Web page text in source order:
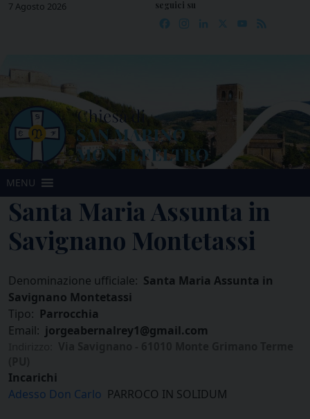
Skip7 Agosto 2026 seguici su
Facebook
Instagram
LinkedIn YouTube
MENU
Santa Maria Assunta in
Savignano Montetassi
Denominazione ufficiale: Santa Maria Assunta in
Savignano Montetassi
Tipo: Parrocchia
Email: jorgeabernalrey1@gmail.com
Incarichi
Adesso Don Carlo PARROCO IN SOLIDUM